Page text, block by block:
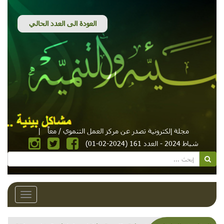
مجلة إلكترونية تصدر عن مركز العمل التنموي / معاً
|
شباط 2024 - العدد 161 (2024-02-01)
Toggle